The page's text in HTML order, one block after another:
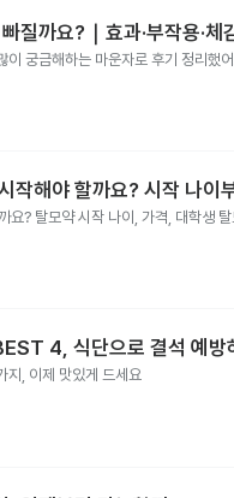
질까요?｜효과·부작용·체
이 궁금해하는 마운자로 후기 정리했
작해야 할까요? 시작 나이
요? 탈모약 시작 나이, 가격, 대학생
4, 식단으로 결석 예방
지, 이제 맛있게 드세요